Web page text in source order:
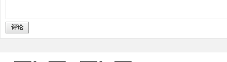
评论